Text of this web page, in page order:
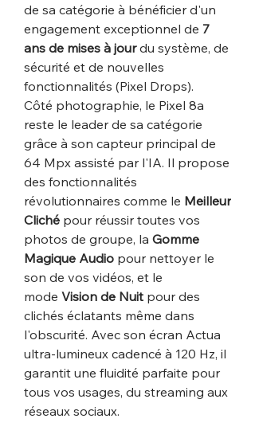
de sa catégorie à bénéficier d'un
engagement exceptionnel de 7
ans de mises à jourdu système, de
sécurité et de nouvelles
fonctionnalités (Pixel Drops).
Côté photographie, le Pixel 8a
reste le leader de sa catégorie
grâce à son capteur principal de
64 Mpx assisté par l'IA. Il propose
des fonctionnalités
révolutionnaires comme le Meilleur
Cliché pour réussir toutes vos
photos de groupe, la Gomme
Magique Audio pour nettoyer le
son de vos vidéos, et le
mode Vision de Nuit pour des
clichés éclatants même dans
l'obscurité. Avec son écran Actua
ultra-lumineux cadencé à 120 Hz, il
garantit une fluidité parfaite pour
tous vos usages, du streaming aux
réseaux sociaux.